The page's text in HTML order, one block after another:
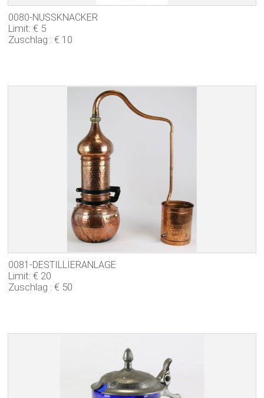
0080-NUSSKNACKER
Limit: € 5
Zuschlag : € 10
0081-DESTILLIERANLAGE
Limit: € 20
Zuschlag : € 50